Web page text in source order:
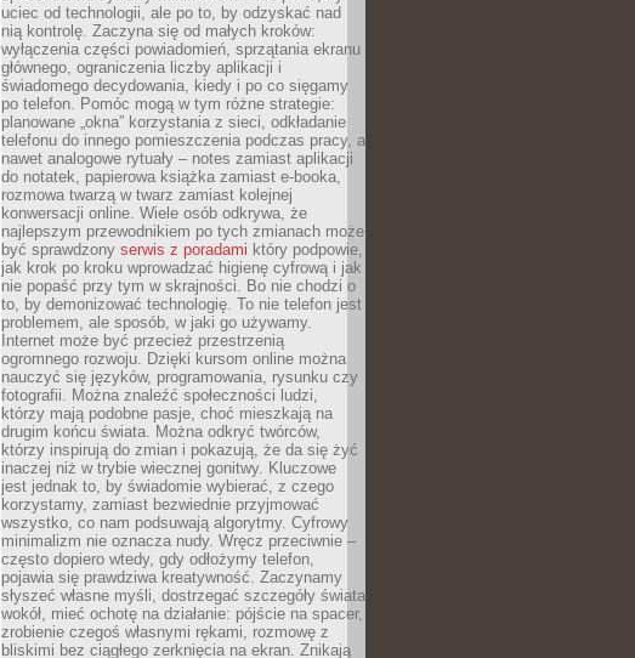
uciec od technologii, ale po to, by odzyskać nad
nią kontrolę. Zaczyna się od małych kroków:
wyłączenia części powiadomień, sprzątania ekranu
głównego, ograniczenia liczby aplikacji i
świadomego decydowania, kiedy i po co sięgamy
po telefon. Pomóc mogą w tym różne strategie:
planowane „okna” korzystania z sieci, odkładanie
telefonu do innego pomieszczenia podczas pracy, a
nawet analogowe rytuały – notes zamiast aplikacji
do notatek, papierowa książka zamiast e-booka,
rozmowa twarzą w twarz zamiast kolejnej
konwersacji online. Wiele osób odkrywa, że
najlepszym przewodnikiem po tych zmianach może
być sprawdzony serwis z poradami który podpowie,
jak krok po kroku wprowadzać higienę cyfrową i jak
nie popaść przy tym w skrajności. Bo nie chodzi o
to, by demonizować technologię. To nie telefon jest
problemem, ale sposób, w jaki go używamy.
Internet może być przecież przestrzenią
ogromnego rozwoju. Dzięki kursom online można
nauczyć się języków, programowania, rysunku czy
fotografii. Można znaleźć społeczności ludzi,
którzy mają podobne pasje, choć mieszkają na
drugim końcu świata. Można odkryć twórców,
którzy inspirują do zmian i pokazują, że da się żyć
inaczej niż w trybie wiecznej gonitwy. Kluczowe
jest jednak to, by świadomie wybierać, z czego
korzystamy, zamiast bezwiednie przyjmować
wszystko, co nam podsuwają algorytmy. Cyfrowy
minimalizm nie oznacza nudy. Wręcz przeciwnie –
często dopiero wtedy, gdy odłożymy telefon,
pojawia się prawdziwa kreatywność. Zaczynamy
słyszeć własne myśli, dostrzegać szczegóły świata
wokół, mieć ochotę na działanie: pójście na spacer,
zrobienie czegoś własnymi rękami, rozmowę z
bliskimi bez ciągłego zerknięcia na ekran. Znikają